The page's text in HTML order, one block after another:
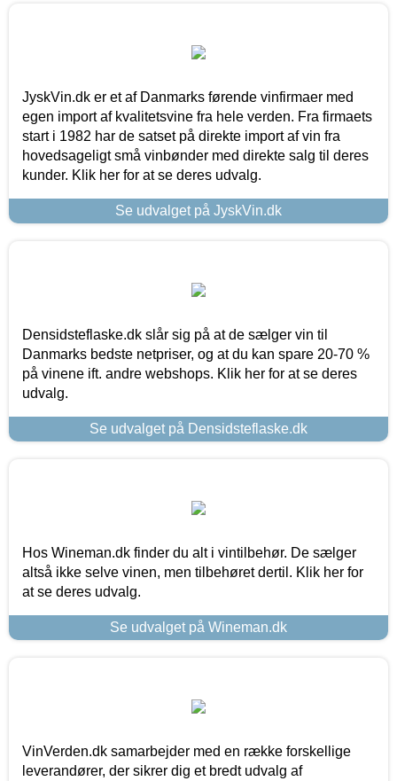
JyskVin.dk er et af Danmarks førende vinfirmaer med
egen import af kvalitetsvine fra hele verden. Fra firmaets
start i 1982 har de satset på direkte import af vin fra
hovedsageligt små vinbønder med direkte salg til deres
kunder. Klik her for at se deres udvalg.
Se udvalget på JyskVin.dk
Densidsteflaske.dk slår sig på at de sælger vin til
Danmarks bedste netpriser, og at du kan spare 20-70 %
på vinene ift. andre webshops. Klik her for at se deres
udvalg.
Se udvalget på Densidsteflaske.dk
Hos Wineman.dk finder du alt i vintilbehør. De sælger
altså ikke selve vinen, men tilbehøret dertil. Klik her for
at se deres udvalg.
Se udvalget på Wineman.dk
VinVerden.dk samarbejder med en række forskellige
leverandører, der sikrer dig et bredt udvalg af